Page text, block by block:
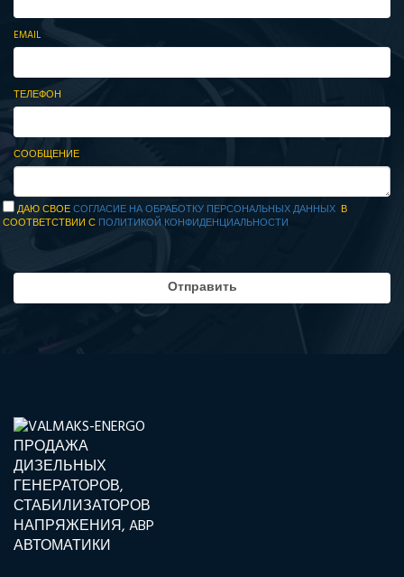
EMAIL
ТЕЛЕФОН
СООБЩЕНИЕ
ДАЮ СВОЕСОГЛАСИЕ НА ОБРАБОТКУ ПЕРСОНАЛЬНЫХ ДАННЫХ В
СООТВЕТСТВИИ С ПОЛИТИКОЙ КОНФИДЕНЦИАЛЬНОСТИ